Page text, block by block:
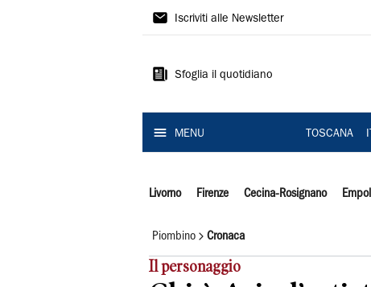
Il
Iscriviti alle Newsletter
Sfoglia il quotidiano
MENU TOSCANA
Livorno Firenze Cecina-Rosignano
Piombino Cronaca
Il personaggio